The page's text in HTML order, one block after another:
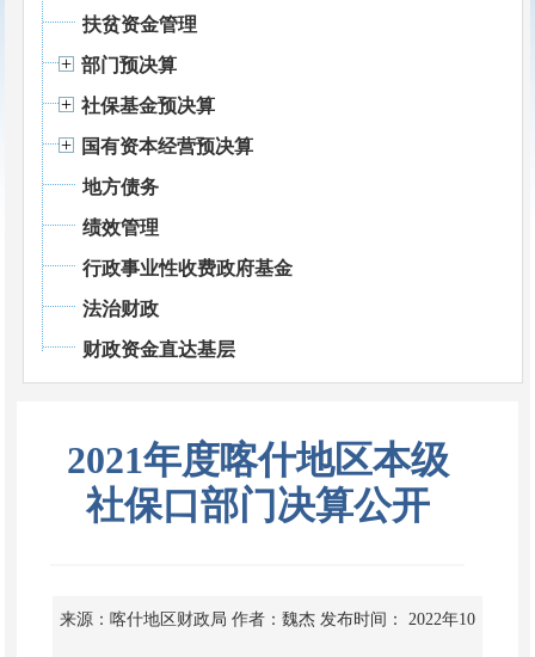
扶贫资金管理
部门预决算
社保基金预决算
国有资本经营预决算
地方债务
绩效管理
行政事业性收费政府基金
法治财政
财政资金直达基层
2021年度喀什地区本级
社保口部门决算公开
来源：喀什地区财政局 作者：魏杰 发布时间： 2022年10